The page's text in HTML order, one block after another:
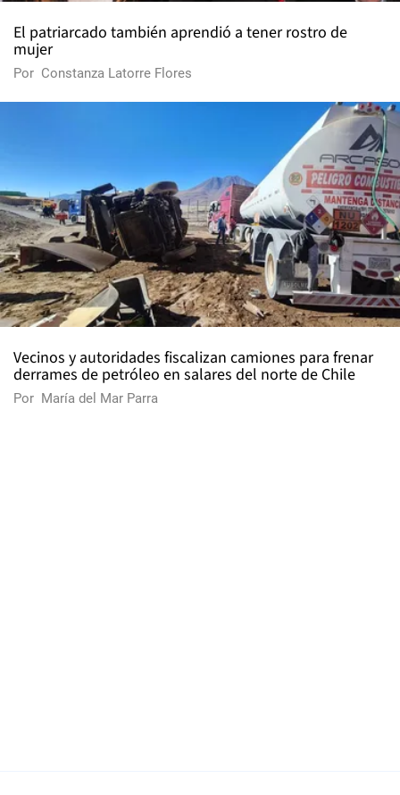
El patriarcado también aprendió a tener rostro de
mujer
Por Constanza Latorre Flores
Vecinos y autoridades fiscalizan camiones para frenar
derrames de petróleo en salares del norte de Chile
Por María del Mar Parra